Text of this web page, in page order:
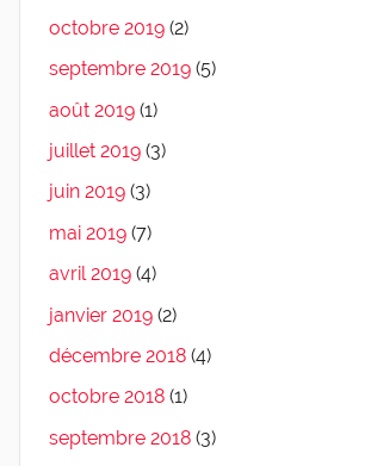
octobre 2019 (2)
septembre 2019 (5)
août 2019 (1)
juillet 2019 (3)
juin 2019 (3)
mai 2019 (7)
avril 2019 (4)
janvier 2019 (2)
décembre 2018 (4)
octobre 2018 (1)
septembre 2018 (3)